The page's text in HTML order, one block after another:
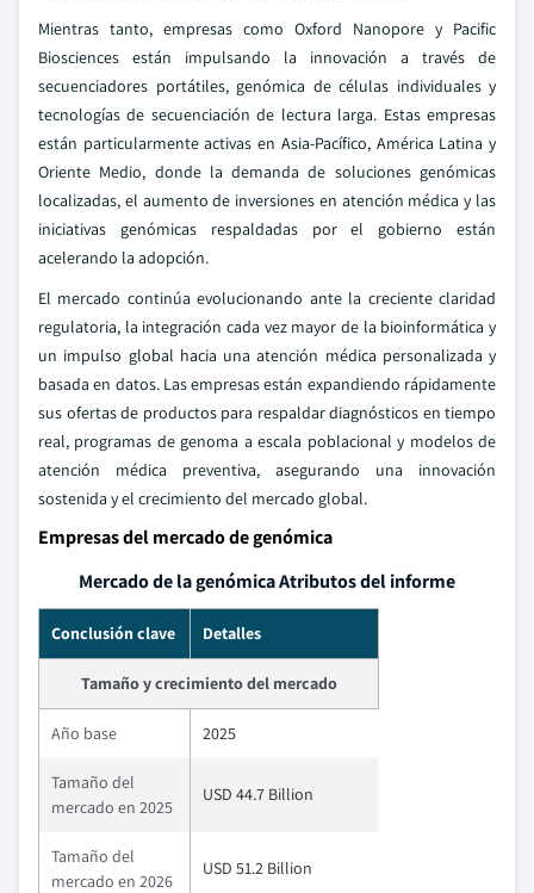
Mientras tanto, empresas como Oxford Nanopore y Pacific
Biosciences están impulsando la innovación a través de
secuenciadores portátiles, genómica de células individuales y
tecnologías de secuenciación de lectura larga. Estas empresas
están particularmente activas en Asia-Pacífico, América Latina y
Oriente Medio, donde la demanda de soluciones genómicas
localizadas, el aumento de inversiones en atención médica y las
iniciativas genómicas respaldadas por el gobierno están
acelerando la adopción.
El mercado continúa evolucionando ante la creciente claridad
regulatoria, la integración cada vez mayor de la bioinformática y
un impulso global hacia una atención médica personalizada y
basada en datos. Las empresas están expandiendo rápidamente
sus ofertas de productos para respaldar diagnósticos en tiempo
real, programas de genoma a escala poblacional y modelos de
atención médica preventiva, asegurando una innovación
sostenida y el crecimiento del mercado global.
Empresas del mercado de genómica
Mercado de la genómica Atributos del informe
Conclusión clave Detalles
Tamaño y crecimiento del mercado
Año base 2025
Tamaño del
mercado en 2025
USD 44.7 Billion
Tamaño del
mercado en 2026
USD 51.2 Billion